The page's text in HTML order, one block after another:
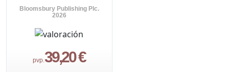
Bloomsbury Publishing Plc.
2026
pvp.39,20 €